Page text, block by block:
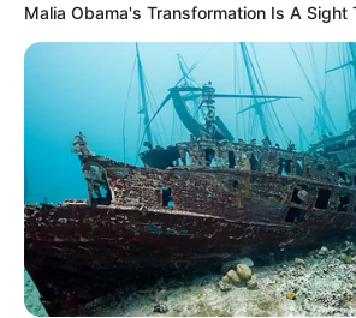
Tampil Lebih Modern, 7 Potret
Hasil Renovasi Rumah Berusia
90 Tahun
Malia Obama's Transformation Is A Sight